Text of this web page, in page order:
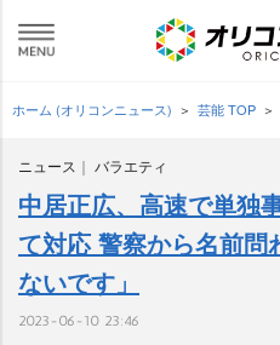
ホーム (オリコンニュース) 芸能 TOP
ニュース バラエティ
中居正広、高速で単独
て対応 警察から名前問
ないです」
2023-06-10 23:46